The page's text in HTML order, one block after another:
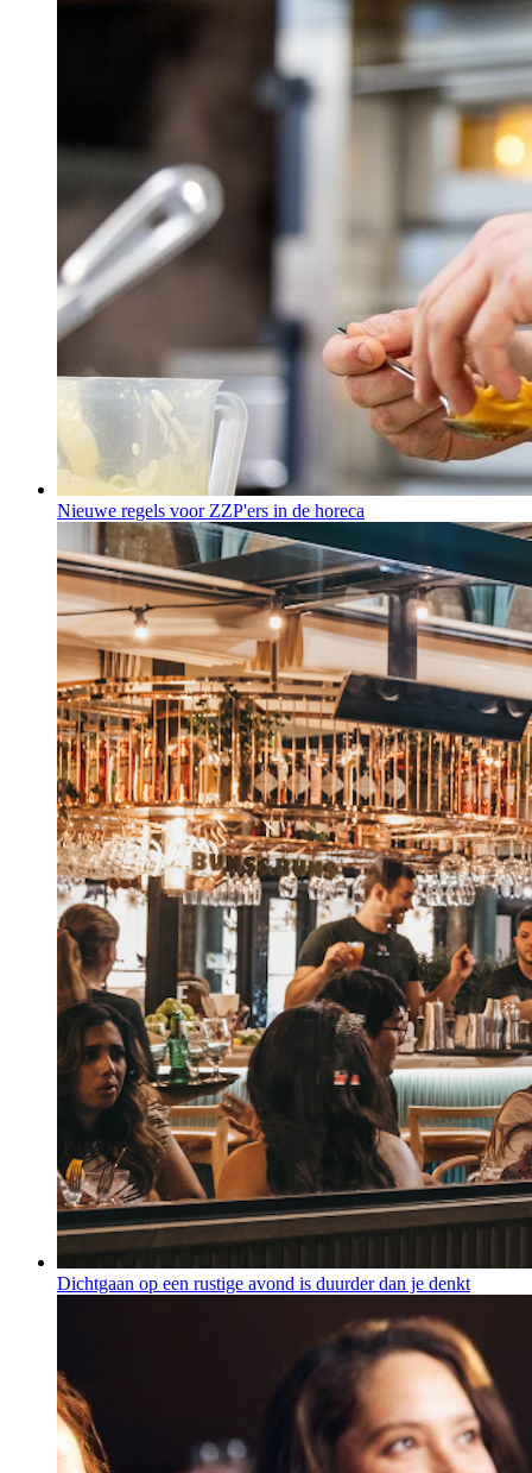
Nieuwe regels voor ZZP'ers in de horeca
Dichtgaan op een rustige avond is duurder dan je denkt